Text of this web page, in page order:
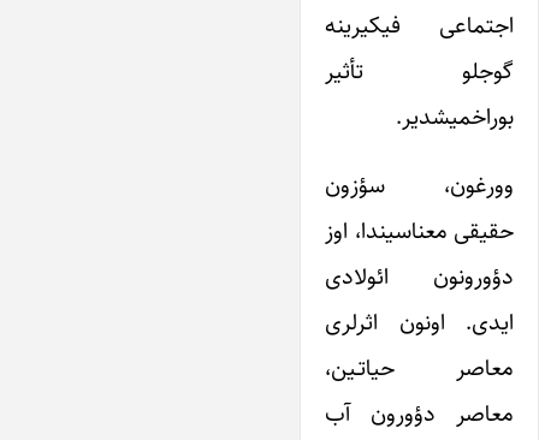
اجتماعی فیکیرینه
گوجلو تأثیر
بوراخمیشدیر.
وورغون، سؤزون
حقیقی معناسیندا، اوز
دؤورونون ائولادی
ایدی. اونون اثرلری
معاصر حیاتـین،
معاصر دؤورون آب